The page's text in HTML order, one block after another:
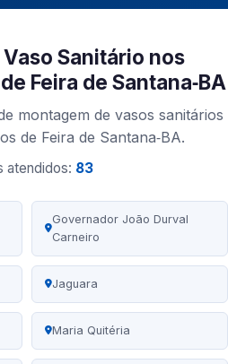
Sanitário nos
Feira de Santana‑BA
montagem de vasos sanitários
de Feira de Santana‑BA.
atendidos: 83
Governador João Durval
Carneiro
Jaguara
Maria Quitéria